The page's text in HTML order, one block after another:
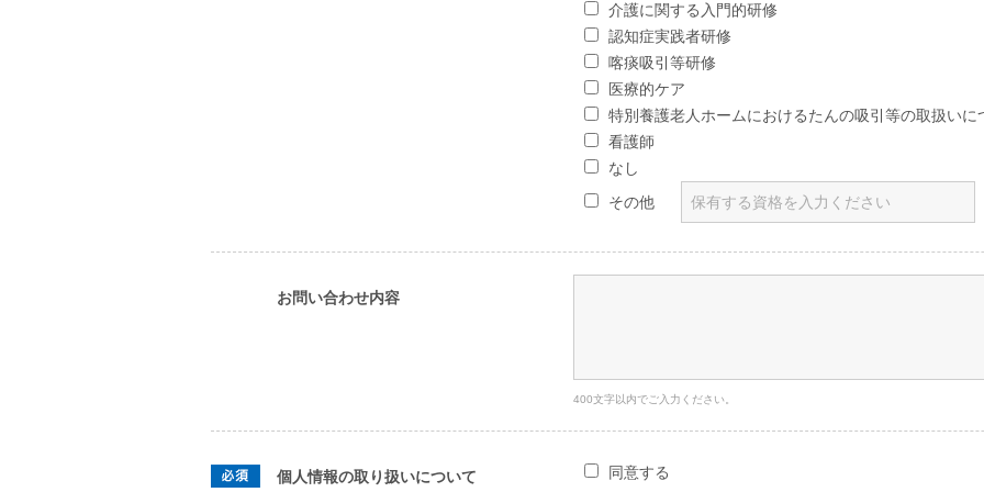
介護に関する入門的研修
認知症実践者研修
喀痰吸引等研修
医療的ケア
特別養護老人ホームにおけるたんの吸引等の取扱いに
看護師
なし
その他
お問い合わせ内容
400文字以内でご入力ください。
個人情報の取り扱いについて 同意する